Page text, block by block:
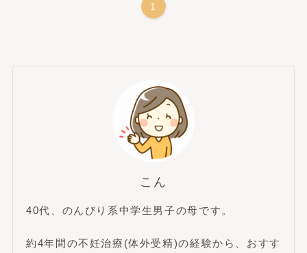
1
こん
40代、のんびり系中学生男子の母です。
約4年間の不妊治療(体外受精)の経験から、おすす